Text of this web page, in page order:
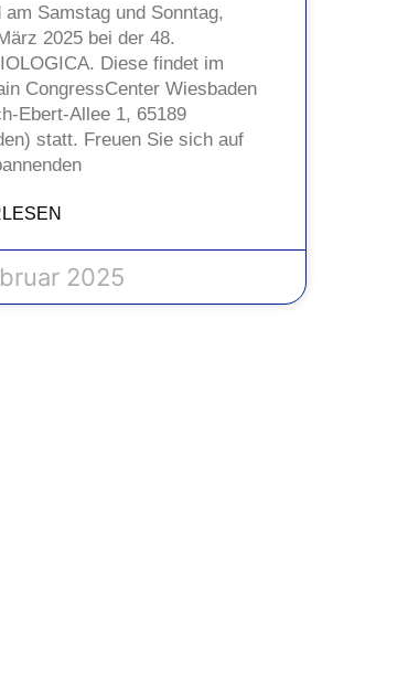
Samstag und Sonntag,
2025 bei der 48.
Diese findet im
CongressCenter Wiesbaden
Ebert-Allee 1, 65189
statt. Freuen Sie sich auf
2025